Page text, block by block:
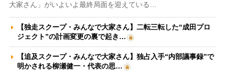
大家さん」がいよいよ最終局面を迎えている…
【独走スクープ・みんなで大家さん】二転三転した“成田プロ
ジェクト”の計画変更の裏で起き…
【追及スクープ・みんなで大家さん】独占入手“内部議事録”で
明かされる柳瀬健一・代表の思…